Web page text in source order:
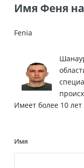
Имя Феня
Fenia
Имеет более 10
Имя